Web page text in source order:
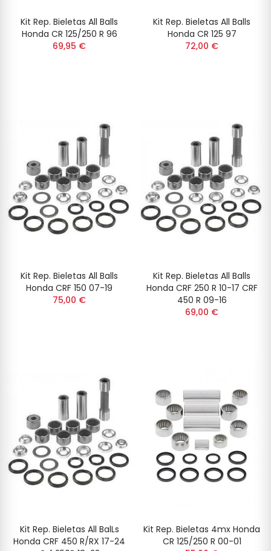
Kit Rep. Bieletas All Balls
Honda CR 125/250 R 96
69,95 €
Kit Rep. Bieletas All Balls
Honda CR 125 97
72,00 €
Kit Rep. Bieletas All Balls
Honda CRF 150 07-19
75,00 €
Kit Rep. Bieletas All Balls
Honda CRF 250 R 10-17 CRF
450 R 09-16
69,00 €
Kit Rep. Bieletas All BalLs
Honda CRF 450 R/RX 17-24
Kit Rep. Bieletas 4mx Honda
CR 125/250 R 00-01